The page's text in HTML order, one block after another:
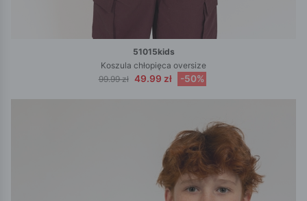
51015kids
Koszula chłopięca oversize
99.99 zł 49.99 zł -50%